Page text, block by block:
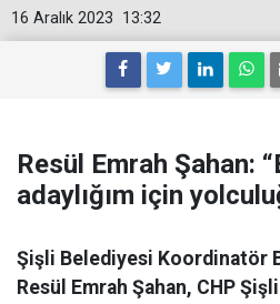
13:32
16 Aralık 2023
Resül Emrah Şahan:
adaylığım için
Şişli Belediyesi Koordinatör
Resül Emrah Şahan, CHP